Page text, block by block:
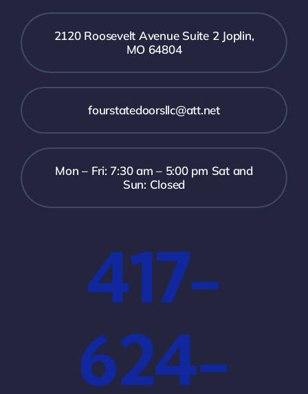
2120 Roosevelt Avenue Suite 2 Joplin,
MO 64804
fourstatedoorsllc@att.net
Mon – Fri: 7:30 am – 5:00 pm Sat and
Sun: Closed
417-
624-